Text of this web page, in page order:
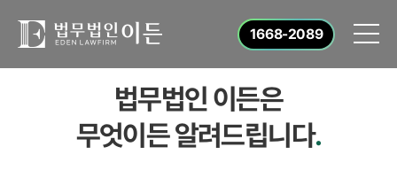
1668-2089
법무법인 이든은
무엇이든 알려드립니다.